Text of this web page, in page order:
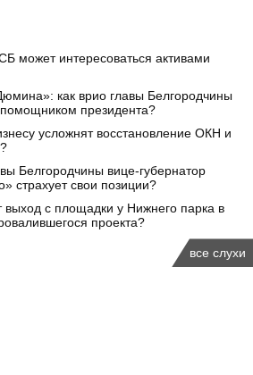
может интересоваться активами
как врио главы Белгородчины
президента?
усложнят восстановление ОКН и
Белгородчины вице-губернатор
страхует свои позиции?
выход с площадки у Нижнего парка в
проекта?
все слухи